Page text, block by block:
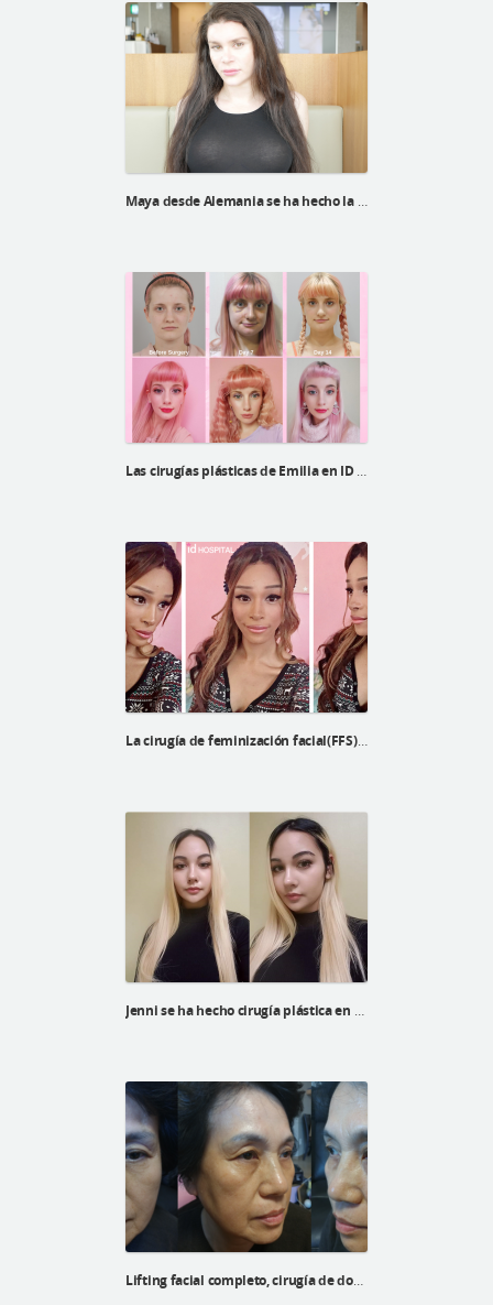
Maya desde Alemania se ha hecho la cirugía de feminización facial en ID Hospital
Las cirugías plásticas de Emilia en ID Hospital
La cirugía de feminización facial(FFS) de Echo en ID Hospital Korea
Jenni se ha hecho cirugía plástica en ID Hospital
Lifting facial completo, cirugía de doble párpado con elevación y blefaroplastia inferior para una mujer coreana